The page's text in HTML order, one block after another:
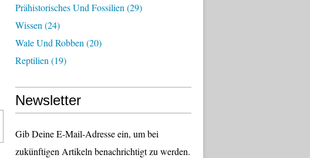
Prähistorisches Und Fossilien (29)
Wissen (24)
Wale Und Robben (20)
Reptilien (19)
Newsletter
Gib Deine E-Mail-Adresse ein, um bei
zukünftigen Artikeln benachrichtigt zu werden.